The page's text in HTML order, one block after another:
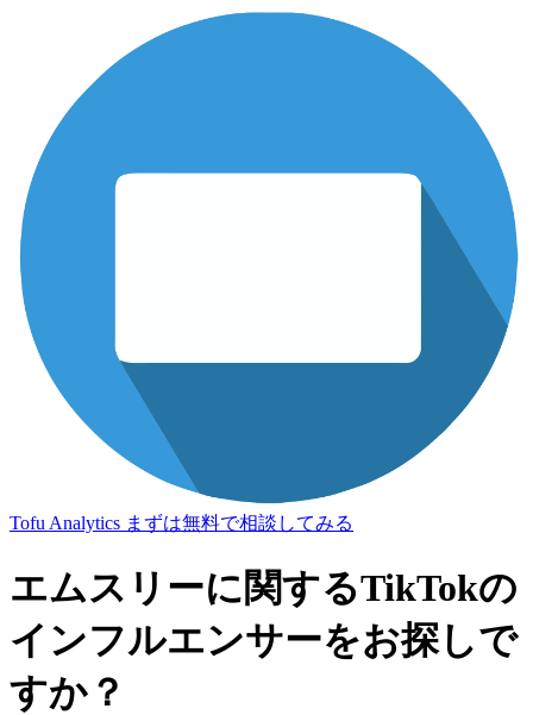
Tofu Analytics まずは無料で相談してみる
エムスリーに関するTikTokの
インフルエンサーをお探しで
すか？